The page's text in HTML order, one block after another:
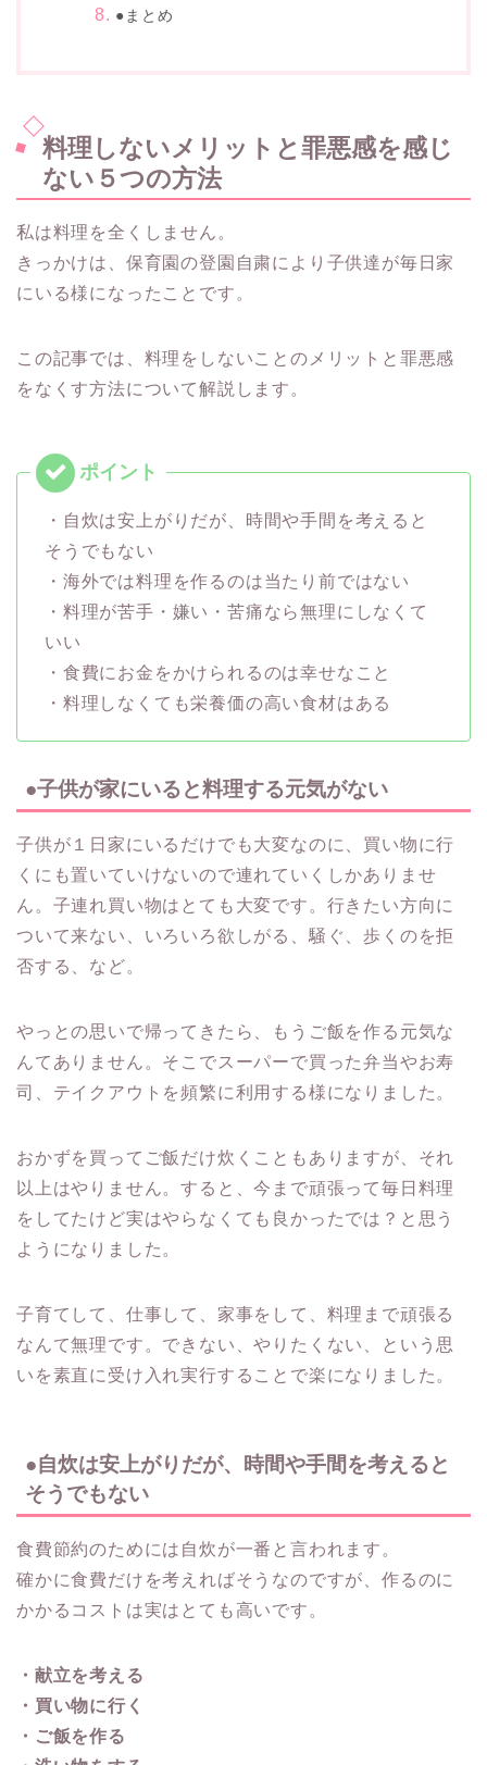
●まとめ
料理しないメリットと罪悪感を感じ
ない５つの方法
私は料理を全くしません。
きっかけは、保育園の登園自粛により子供達が毎日家
にいる様になったことです。
この記事では、料理をしないことのメリットと罪悪感
をなくす方法について解説します。
・自炊は安上がりだが、時間や手間を考えると
そうでもない
・海外では料理を作るのは当たり前ではない
・料理が苦手・嫌い・苦痛なら無理にしなくて
いい
・食費にお金をかけられるのは幸せなこと
・料理しなくても栄養価の高い食材はある
●子供が家にいると料理する元気がない
子供が１日家にいるだけでも大変なのに、買い物に行
くにも置いていけないので連れていくしかありませ
ん。子連れ買い物はとても大変です。行きたい方向に
ついて来ない、いろいろ欲しがる、騒ぐ、歩くのを拒
否する、など。
やっとの思いで帰ってきたら、もうご飯を作る元気な
んてありません。そこでスーパーで買った弁当やお寿
司、テイクアウトを頻繁に利用する様になりました。
おかずを買ってご飯だけ炊くこともありますが、それ
以上はやりません。すると、今まで頑張って毎日料理
をしてたけど実はやらなくても良かったでは？と思う
ようになりました。
子育てして、仕事して、家事をして、料理まで頑張る
なんて無理です。できない、やりたくない、という思
いを素直に受け入れ実行することで楽になりました。
●自炊は安上がりだが、時間や手間を考えると
そうでもない
食費節約のためには自炊が一番と言われます。
確かに食費だけを考えればそうなのですが、作るのに
かかるコストは実はとても高いです。
・献立を考える
・買い物に行く
・ご飯を作る